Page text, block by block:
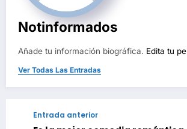
Notinformados
Añade tu información biográfica. Edita tu
Ver Todas Las Entradas
Entrada anterior